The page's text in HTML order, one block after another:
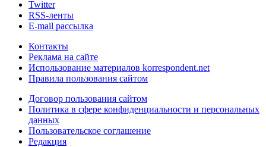
Twitter
RSS-ленты
E-mail рассылка
Контакты
Реклама на сайте
Использование материалов korrespondent.net
Правила пользования сайтом
Договор пользования сайтом
Политика в сфере конфиденциальности и персональных
данных
Пользовательское соглашение
Редакция